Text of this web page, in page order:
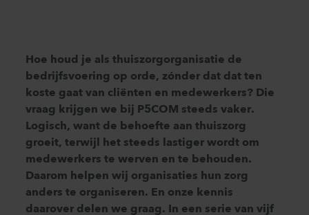
Hoe houd je als thuiszorgorganisatie de
bedrijfsvoering op orde, zónder dat dat ten
koste gaat van cliënten en medewerkers? Die
vraag krijgen we bij P5COM steeds vaker.
Logisch, want de behoefte aan thuiszorg
groeit, terwijl het steeds lastiger wordt om
medewerkers te werven en te behouden.
Daarom helpen wij organisaties hun zorg
anders te organiseren. En onze kennis
daarover delen we graag. In een serie van vijf